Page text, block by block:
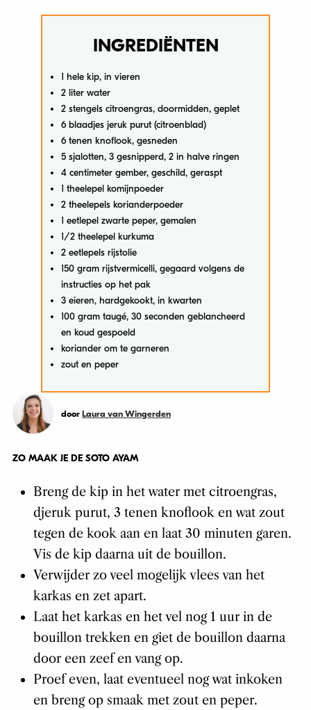
INGREDIËNTEN
1 hele kip, in vieren
2 liter water
2 stengels citroengras, doormidden, geplet
6 blaadjes jeruk purut (citroenblad)
6 tenen knoflook, gesneden
5 sjalotten, 3 gesnipperd, 2 in halve ringen
4 centimeter gember, geschild, geraspt
1 theelepel komijnpoeder
2 theelepels korianderpoeder
1 eetlepel zwarte peper, gemalen
1/2 theelepel kurkuma
2 eetlepels rijstolie
150 gram rijstvermicelli, gegaard volgens de
instructies op het pak
3 eieren, hardgekookt, in kwarten
100 gram taugé, 30 seconden geblancheerd
en koud gespoeld
koriander om te garneren
zout en peper
door Laura van Wingerden
ZO MAAK JE DE SOTO AYAM
Breng de kip in het water met citroengras,
djeruk purut, 3 tenen knoflook en wat zout
tegen de kook aan en laat 30 minuten garen.
Vis de kip daarna uit de bouillon.
Verwijder zo veel mogelijk vlees van het
karkas en zet apart.
Laat het karkas en het vel nog 1 uur in de
bouillon trekken en giet de bouillon daarna
door een zeef en vang op.
Proef even, laat eventueel nog wat inkoken
en breng op smaak met zout en peper.